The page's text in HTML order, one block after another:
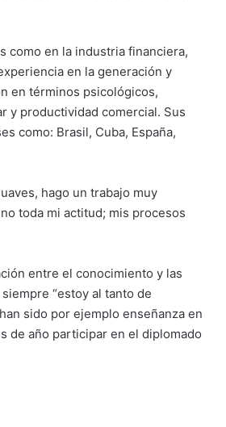
como en la industria financiera,
en la generación y
en términos psicológicos,
y productividad comercial. Sus
como: Brasil, Cuba, España,
hago un trabajo muy
toda mi actitud; mis procesos
entre el conocimiento y las
“estoy al tanto de
sido por ejemplo enseñanza en
de año participar en el diplomado